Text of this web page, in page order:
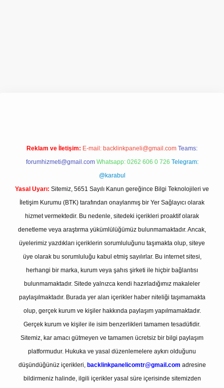
Reklam ve İletişim: E-mail: backlinkpaneli@gmail.com Teams:
forumhizmeti@gmail.com Whatsapp: 0262 606 0 726 Telegram:
@karabul
Yasal Uyarı: Sitemiz, 5651 Sayılı Kanun gereğince Bilgi Teknolojileri ve
İletişim Kurumu (BTK) tarafından onaylanmış bir Yer Sağlayıcı olarak
hizmet vermektedir. Bu nedenle, sitedeki içerikleri proaktif olarak
denetleme veya araştırma yükümlülüğümüz bulunmamaktadır. Ancak,
üyelerimiz yazdıkları içeriklerin sorumluluğunu taşımakta olup, siteye
üye olarak bu sorumluluğu kabul etmiş sayılırlar. Bu internet sitesi,
herhangi bir marka, kurum veya şahıs şirketi ile hiçbir bağlantısı
bulunmamaktadır. Sitede yalnızca kendi hazırladığımız makaleler
paylaşılmaktadır. Burada yer alan içerikler haber niteliği taşımamakta
olup, gerçek kurum ve kişiler hakkında paylaşım yapılmamaktadır.
Gerçek kurum ve kişiler ile isim benzerlikleri tamamen tesadüfidir.
Sitemiz, kar amacı gütmeyen ve tamamen ücretsiz bir bilgi paylaşım
platformudur. Hukuka ve yasal düzenlemelere aykırı olduğunu
düşündüğünüz içerikleri, backlinkpanelicomtr@gmail.com adresine
bildirmeniz halinde, ilgili içerikler yasal süre içerisinde sitemizden